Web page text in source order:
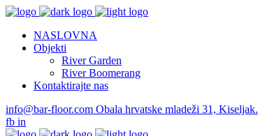
NASLOVNA
Objekti
River Garden
River Boomerang
Kontaktirajte nas
info@bar-floor.com Obala hrvatske mladeži 31, Kiseljak.
fb in